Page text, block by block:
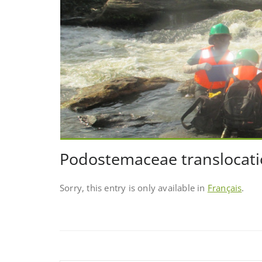
Podostemaceae
Sorry, this entry is only available in Français.